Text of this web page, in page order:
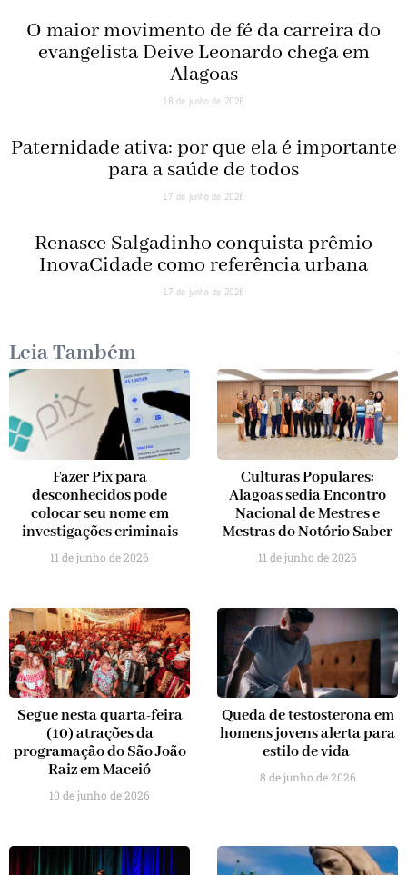
O maior movimento de fé da carreira do
evangelista Deive Leonardo chega em
Alagoas
18 de junho de 2026
Paternidade ativa: por que ela é importante
para a saúde de todos
17 de junho de 2026
Renasce Salgadinho conquista prêmio
InovaCidade como referência urbana
17 de junho de 2026
Fazer Pix para
desconhecidos pode
colocar seu nome em
investigações criminais
11 de junho de 2026
Culturas Populares:
Alagoas sedia Encontro
Nacional de Mestres e
Mestras do Notório Saber
11 de junho de 2026
Segue nesta quarta-feira
(10) atrações da
programação do São João
Raiz em Maceió
10 de junho de 2026
Queda de testosterona em
homens jovens alerta para
estilo de vida
8 de junho de 2026
Leia Também